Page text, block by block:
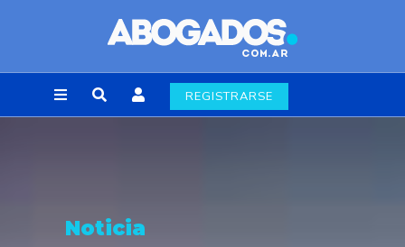
REGISTRARSE
Noticia